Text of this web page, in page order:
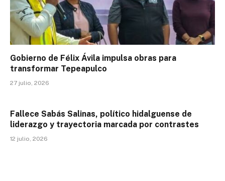
Gobierno de Félix Ávila impulsa obras para
transformar Tepeapulco
27 julio, 2026
Fallece Sabás Salinas, político hidalguense de
liderazgo y trayectoria marcada por contrastes
12 julio, 2026